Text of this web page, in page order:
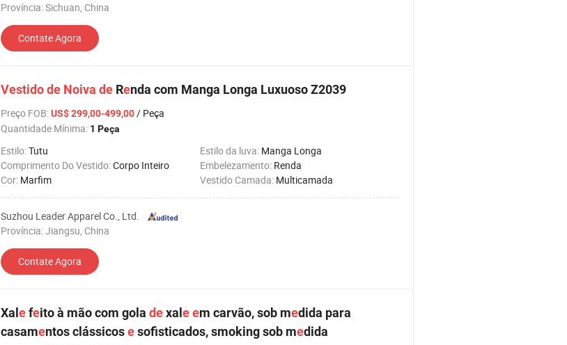
Província: Sichuan, China
Contate Agora
Vestidode Noiva de Renda com Manga Longa Luxuoso Z2039
Preço FOB:US$ 299,00-499,00/ Peça
Quantidade Mínima: 1 Peça
Estilo:Tutu Estilo da luva: Manga Longa
Comprimento Do Vestido:Corpo Inteiro Embelezamento: Renda
Cor: Marfim Vestido Camada: Multicamada
Suzhou Leader Apparel Co., Ltd.
Província: Jiangsu, China
Contate Agora
Xal efeito à mão com gola dexal eem carvão, sob medida para
casamentos clássicosesofisticados, smoking sob medida